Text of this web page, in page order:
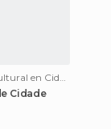
De interesse cultural en Cidade Velha
Cidade